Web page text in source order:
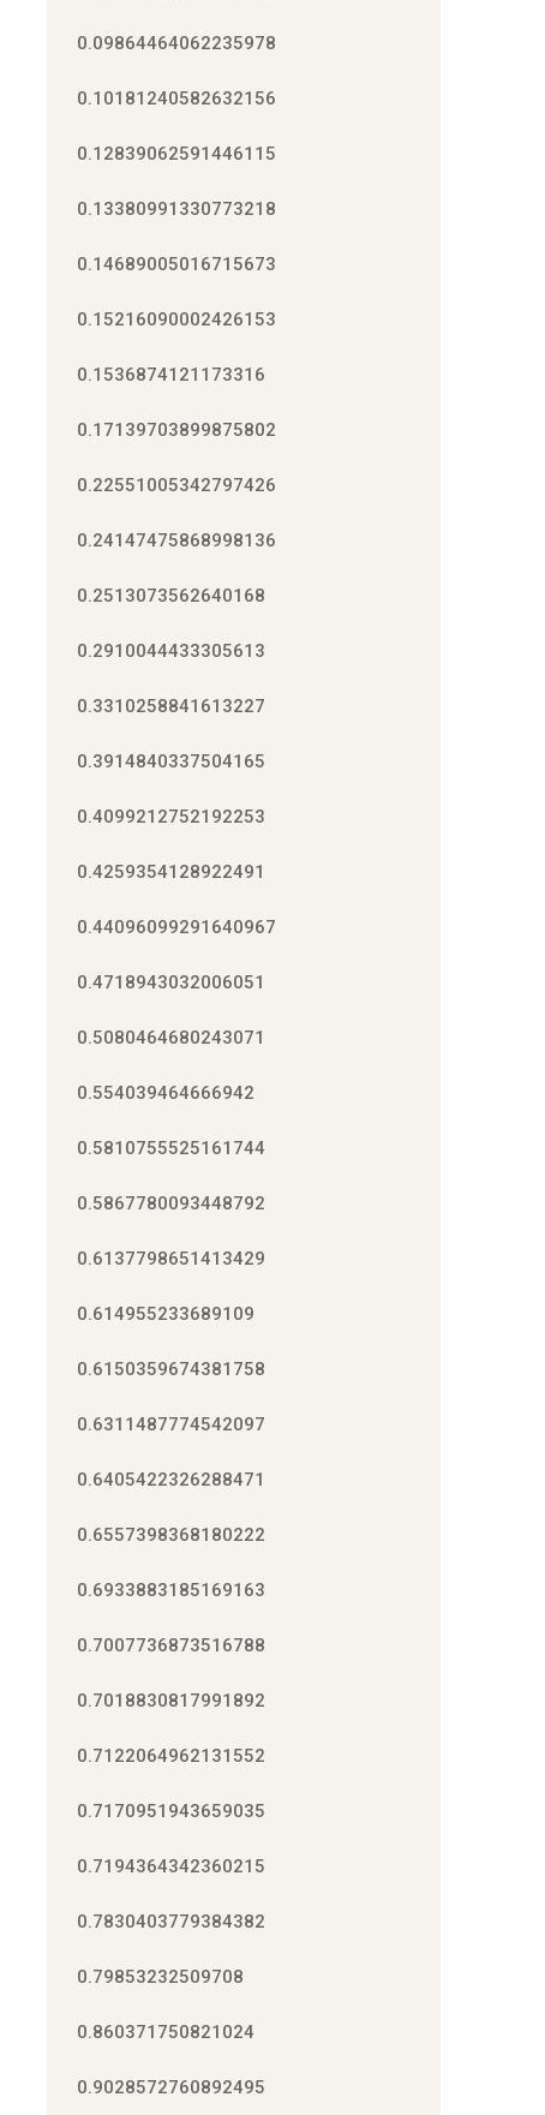
0.09864464062235978
0.10181240582632156
0.12839062591446115
0.13380991330773218
0.14689005016715673
0.15216090002426153
0.1536874121173316
0.17139703899875802
0.22551005342797426
0.24147475868998136
0.2513073562640168
0.2910044433305613
0.3310258841613227
0.3914840337504165
0.4099212752192253
0.4259354128922491
0.44096099291640967
0.4718943032006051
0.5080464680243071
0.554039464666942
0.5810755525161744
0.5867780093448792
0.6137798651413429
0.614955233689109
0.6150359674381758
0.6311487774542097
0.6405422326288471
0.6557398368180222
0.6933883185169163
0.7007736873516788
0.7018830817991892
0.7122064962131552
0.7170951943659035
0.7194364342360215
0.7830403779384382
0.79853232509708
0.860371750821024
0.9028572760892495